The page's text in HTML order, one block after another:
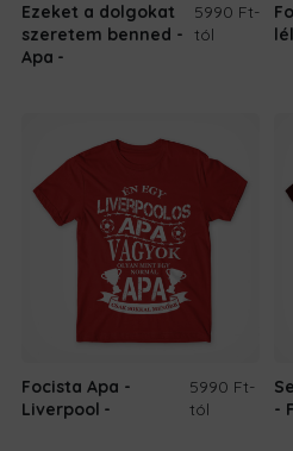
Ezeket a dolgokat
szeretem benned -
Apa
5990 Ft-
tól
Focista Apa -
Liverpool
5990 Ft-
tól
-